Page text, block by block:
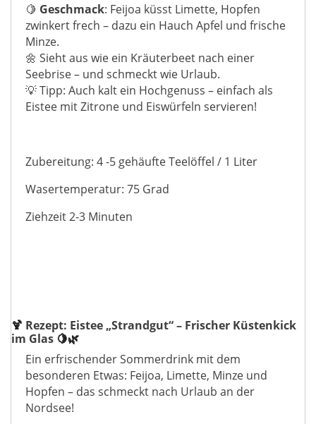
🍋 Geschmack: Feijoa küsst Limette, Hopfen
zwinkert frech – dazu ein Hauch Apfel und frische
Minze.
🌼 Sieht aus wie ein Kräuterbeet nach einer
Seebrise – und schmeckt wie Urlaub.
💡 Tipp: Auch kalt ein Hochgenuss – einfach als
Eistee mit Zitrone und Eiswürfeln servieren!
Zubereitung: 4 -5 gehäufte Teelöffel / 1 Liter
Wasertemperatur: 75 Grad
Ziehzeit 2-3 Minuten
🍹 Rezept: Eistee „Strandgut“ – Frischer Küstenkick
im Glas 🍋🌿
Ein erfrischender Sommerdrink mit dem
besonderen Etwas: Feijoa, Limette, Minze und
Hopfen – das schmeckt nach Urlaub an der
Nordsee!